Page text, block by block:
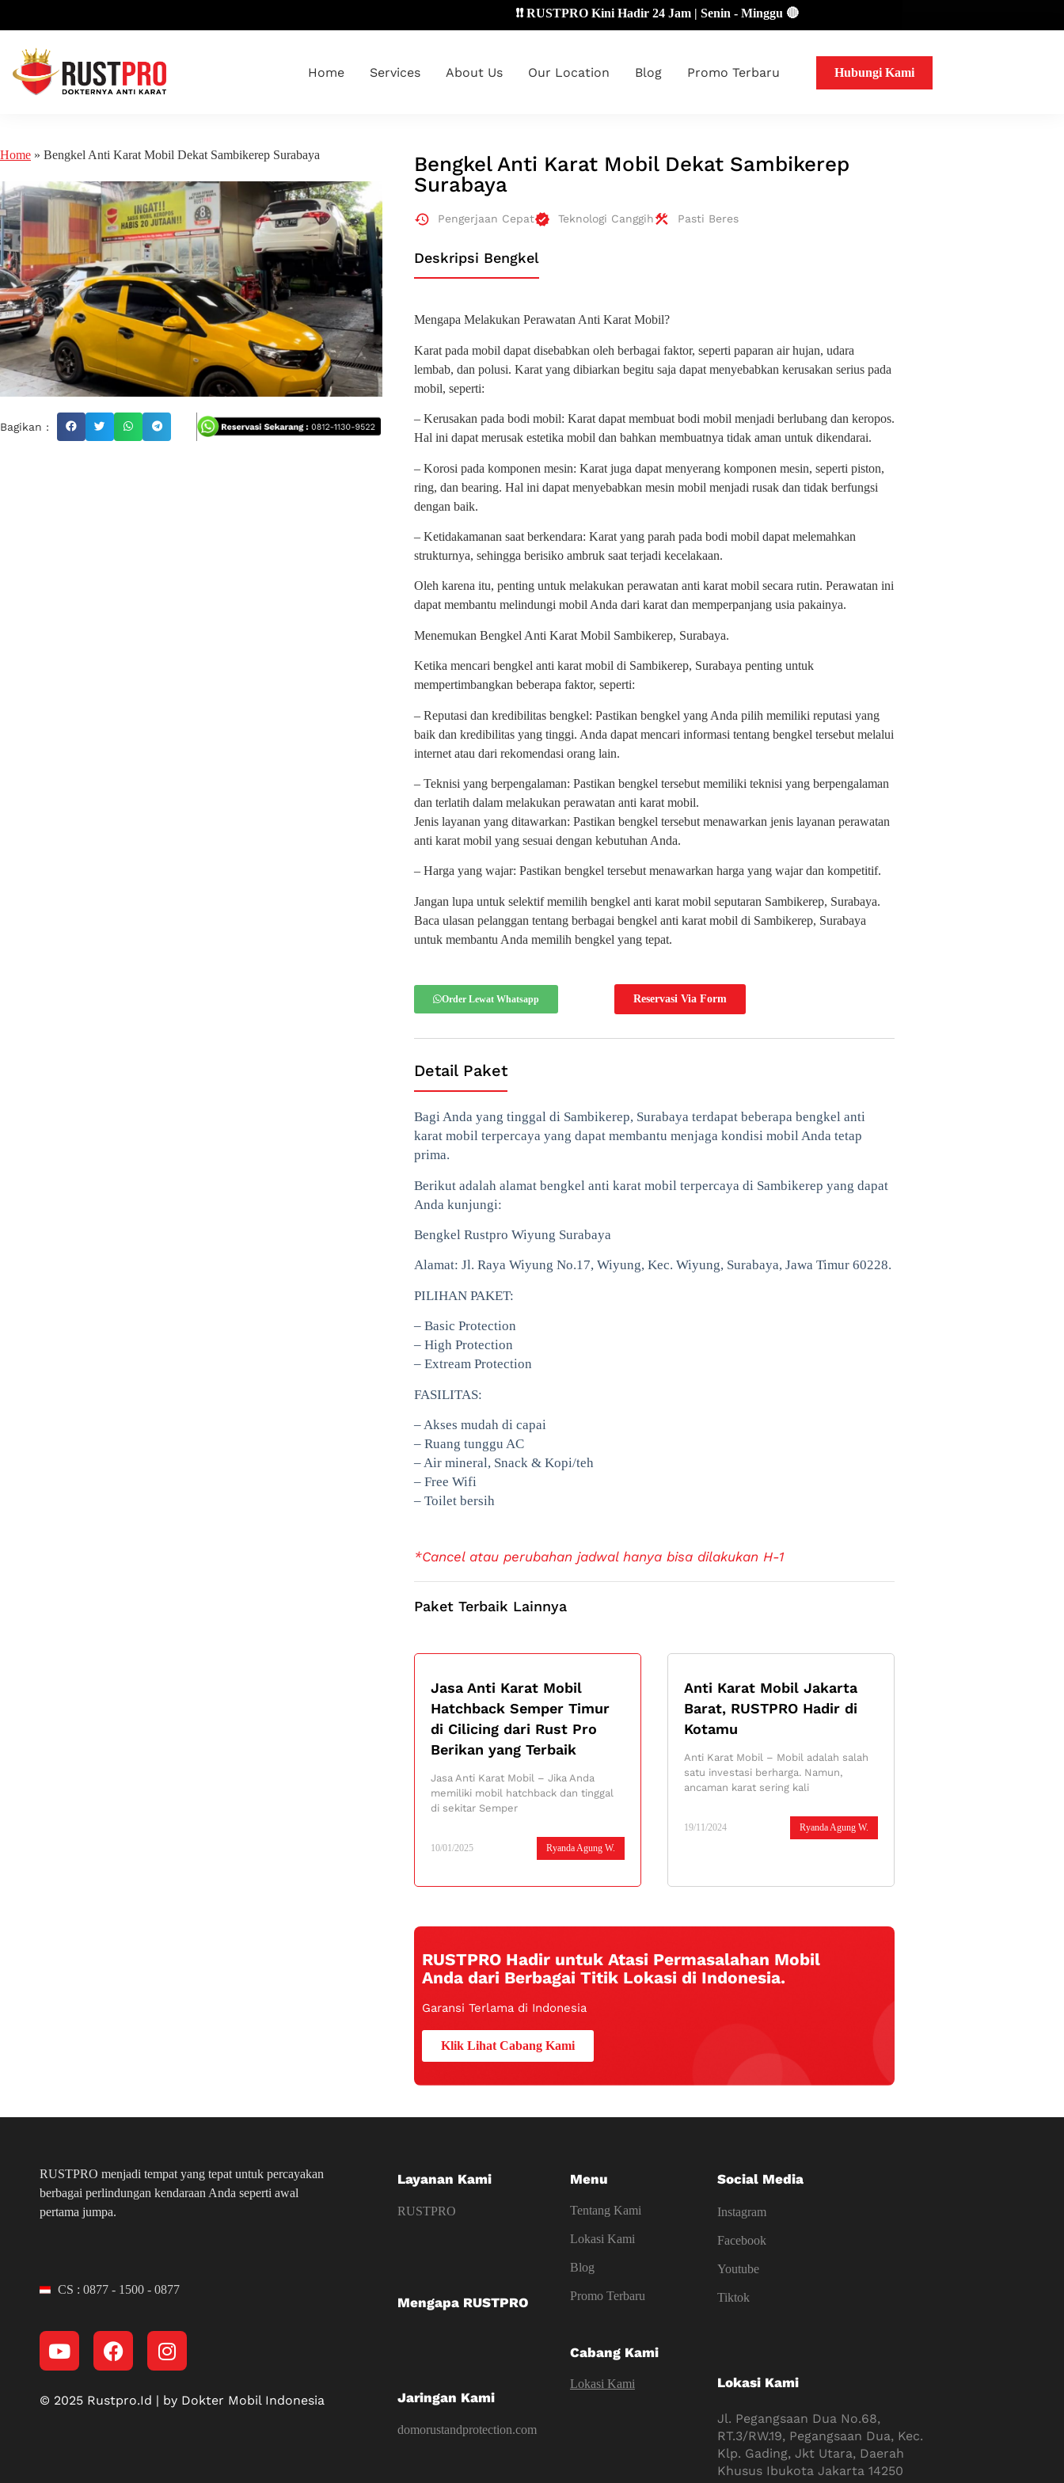
❗❗ RUSTPRO Kini Hadir 24 Jam | Senin - Minggu 🔴
Home Services About Us Our Location Blog Promo Terbaru Hubungi Kami
Home » Bengkel Anti Karat Mobil Dekat Sambikerep Surabaya
Bagikan :
Bengkel Anti Karat Mobil Dekat Sambikerep
Surabaya
Pengerjaan Cepat Teknologi Canggih Pasti Beres
Deskripsi Bengkel
Mengapa Melakukan Perawatan Anti Karat Mobil?
Karat pada mobil dapat disebabkan oleh berbagai faktor, seperti paparan air hujan, udara
lembab, dan polusi. Karat yang dibiarkan begitu saja dapat menyebabkan kerusakan serius pada
mobil, seperti:
– Kerusakan pada bodi mobil: Karat dapat membuat bodi mobil menjadi berlubang dan keropos.
Hal ini dapat merusak estetika mobil dan bahkan membuatnya tidak aman untuk dikendarai.
– Korosi pada komponen mesin: Karat juga dapat menyerang komponen mesin, seperti piston,
ring, dan bearing. Hal ini dapat menyebabkan mesin mobil menjadi rusak dan tidak berfungsi
dengan baik.
– Ketidakamanan saat berkendara: Karat yang parah pada bodi mobil dapat melemahkan
strukturnya, sehingga berisiko ambruk saat terjadi kecelakaan.
Oleh karena itu, penting untuk melakukan perawatan anti karat mobil secara rutin. Perawatan ini
dapat membantu melindungi mobil Anda dari karat dan memperpanjang usia pakainya.
Menemukan Bengkel Anti Karat Mobil Sambikerep, Surabaya.
Ketika mencari bengkel anti karat mobil di Sambikerep, Surabaya penting untuk
mempertimbangkan beberapa faktor, seperti:
– Reputasi dan kredibilitas bengkel: Pastikan bengkel yang Anda pilih memiliki reputasi yang
baik dan kredibilitas yang tinggi. Anda dapat mencari informasi tentang bengkel tersebut melalui
internet atau dari rekomendasi orang lain.
– Teknisi yang berpengalaman: Pastikan bengkel tersebut memiliki teknisi yang berpengalaman
dan terlatih dalam melakukan perawatan anti karat mobil.
Jenis layanan yang ditawarkan: Pastikan bengkel tersebut menawarkan jenis layanan perawatan
anti karat mobil yang sesuai dengan kebutuhan Anda.
– Harga yang wajar: Pastikan bengkel tersebut menawarkan harga yang wajar dan kompetitif.
Jangan lupa untuk selektif memilih bengkel anti karat mobil seputaran Sambikerep, Surabaya.
Baca ulasan pelanggan tentang berbagai bengkel anti karat mobil di Sambikerep, Surabaya
untuk membantu Anda memilih bengkel yang tepat.
Order Lewat Whatsapp Reservasi Via Form
Detail Paket
Bagi Anda yang tinggal di Sambikerep, Surabaya terdapat beberapa bengkel anti
karat mobil terpercaya yang dapat membantu menjaga kondisi mobil Anda tetap
prima.
Berikut adalah alamat bengkel anti karat mobil terpercaya di Sambikerep yang dapat
Anda kunjungi:
Bengkel Rustpro Wiyung Surabaya
Alamat: Jl. Raya Wiyung No.17, Wiyung, Kec. Wiyung, Surabaya, Jawa Timur 60228.
PILIHAN PAKET:
– Basic Protection
– High Protection
– Extream Protection
FASILITAS:
– Akses mudah di capai
– Ruang tunggu AC
– Air mineral, Snack & Kopi/teh
– Free Wifi
– Toilet bersih
*Cancel atau perubahan jadwal hanya bisa dilakukan H-1
Paket Terbaik Lainnya
Jasa Anti Karat Mobil
Hatchback Semper Timur
di Cilicing dari Rust Pro
Berikan yang Terbaik
Ryanda Agung W.
10/01/2025
Jasa Anti Karat Mobil – Jika Anda
memiliki mobil hatchback dan tinggal
di sekitar Semper
Anti Karat Mobil Jakarta
Barat, RUSTPRO Hadir di
Kotamu
Ryanda Agung W.
19/11/2024
Anti Karat Mobil – Mobil adalah salah
satu investasi berharga. Namun,
ancaman karat sering kali
RUSTPRO Hadir untuk Atasi Permasalahan Mobil
Anda dari Berbagai Titik Lokasi di Indonesia.
Garansi Terlama di Indonesia
Klik Lihat Cabang Kami
RUSTPRO menjadi tempat yang tepat untuk percayakan
berbagai perlindungan kendaraan Anda seperti awal
pertama jumpa.
CS : 0877 - 1500 - 0877
© 2025 Rustpro.Id | by Dokter Mobil Indonesia
Layanan Kami
RUSTPRO
Mengapa RUSTPRO
Jaringan Kami
domorustandprotection.com
Menu
Tentang Kami
Lokasi Kami
Blog
Promo Terbaru
Cabang Kami
Lokasi Kami
Social Media
Instagram
Facebook
Youtube
Tiktok
Lokasi Kami
Jl. Pegangsaan Dua No.68,
RT.3/RW.19, Pegangsaan Dua, Kec.
Klp. Gading, Jkt Utara, Daerah
Khusus Ibukota Jakarta 14250